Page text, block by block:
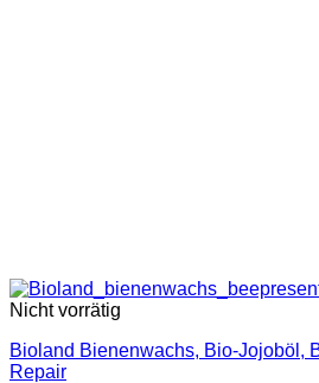
Nicht vorrätig
Bioland Bienenwachs, Bio-Jojoböl,
Repair